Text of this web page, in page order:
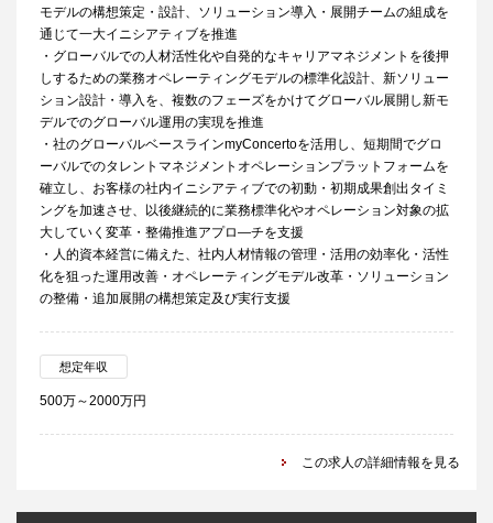
モデルの構想策定・設計、ソリューション導入・展開チームの組成を
通じて一大イニシアティブを推進
・グローバルでの人材活性化や自発的なキャリアマネジメントを後押
しするための業務オペレーティングモデルの標準化設計、新ソリュー
ション設計・導入を、複数のフェーズをかけてグローバル展開し新モ
デルでのグローバル運用の実現を推進
・社のグローバルベースラインmyConcertoを活用し、短期間でグロ
ーバルでのタレントマネジメントオペレーションプラットフォームを
確立し、お客様の社内イニシアティブでの初動・初期成果創出タイミ
ングを加速させ、以後継続的に業務標準化やオペレーション対象の拡
大していく変革・整備推進アプロ―チを支援
・人的資本経営に備えた、社内人材情報の管理・活用の効率化・活性
化を狙った運用改善・オペレーティングモデル改革・ソリューション
の整備・追加展開の構想策定及び実行支援
想定年収
500万～2000万円
この求人の詳細情報を見る